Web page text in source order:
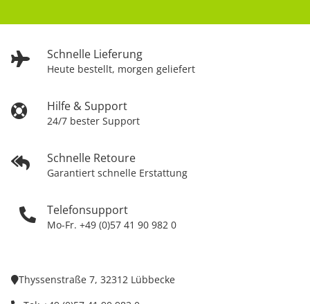
Schnelle Lieferung
Heute bestellt, morgen geliefert
Hilfe & Support
24/7 bester Support
Schnelle Retoure
Garantiert schnelle Erstattung
Telefonsupport
Mo-Fr. +49 (0)57 41 90 982 0
Thyssenstraße 7, 32312 Lübbecke